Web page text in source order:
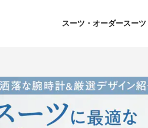
スーツ・オーダースーツ